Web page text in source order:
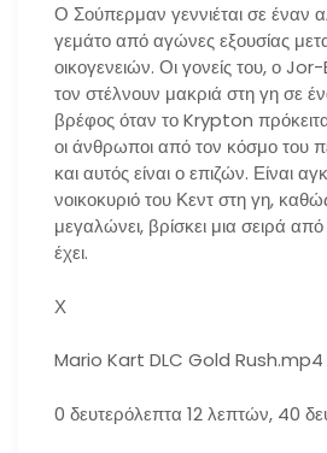
Ο Σούπερμαν γεννιέται σε έναν
γεμάτο από αγώνες εξουσίας
οικογενειών. Οι γονείς του, ο
τον στέλνουν μακριά στη γη σε
βρέφος όταν το Krypton
οι άνθρωποι από τον κόσμο του
και αυτός είναι ο επιζών. Είναι
νοικοκυριό του Κεντ στη γη,
μεγαλώνει, βρίσκει μια σειρά
έχει.
Χ
Mario Kart DLC Gold Rush.mp4
0 δευτερόλεπτα 12 λεπτών, 40